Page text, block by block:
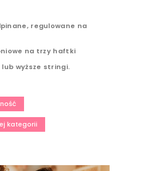
regulowane na
na trzy haftki
lub wyższe stringi.
kategorii